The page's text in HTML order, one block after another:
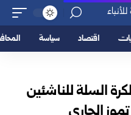
اقتصاد سياسة
السلة للناشئين